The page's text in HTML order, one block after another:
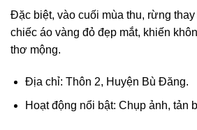
Đặc biệt, vào cuối mùa thu, rừng
chiếc áo vàng đỏ đẹp mắt, khiến
thơ mộng.
Địa chỉ: Thôn 2, Huyện Bù Đăng.
Hoạt động nổi bật: Chụp ảnh, tản